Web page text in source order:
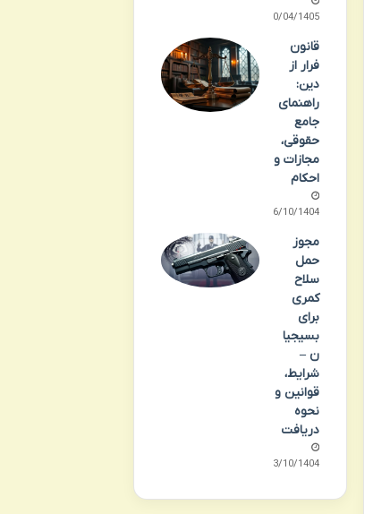
20/04/1405
قانون
فرار از
دین:
راهنمای
جامع
حقوقی،
مجازات و
احکام
06/10/1404
مجوز
حمل
سلاح
کمری
برای
بسیجیا
ن –
شرایط،
قوانین و
نحوه
دریافت
03/10/1404